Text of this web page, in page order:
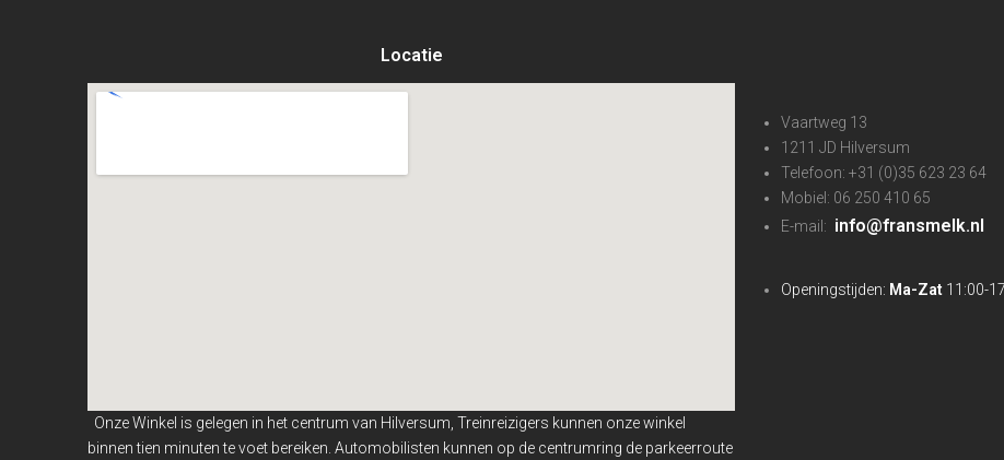
Locatie
Onze Winkel is gelegen in het centrum van Hilversum, Treinreizigers kunnen onze winkel
binnentien minuten te voet bereiken. Automobilisten kunnen op de centrumring de parkeerroute
Vaartweg 13
1211 JD Hilversum
Telefoon: +31 (0)35 623 23 64
Mobiel: 06 250 410 65
E-mail: info@fransmelk.nl
Openingstijden: Ma-Zat 11:00-